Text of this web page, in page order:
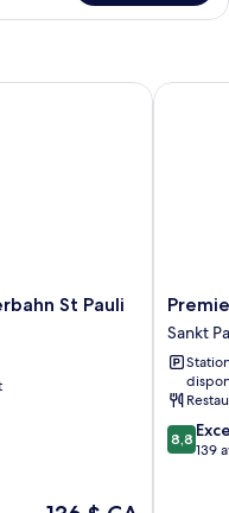
St Pauli
St Pauli Kiez
Premier
Inn
St.
Pauli
Sankt
Pauli
Sankt
8.8
sur
8,8
139
Premier